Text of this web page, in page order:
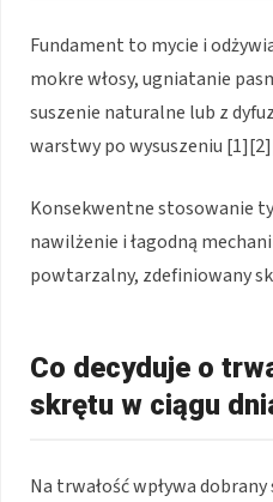
Fundament to mycie i
mokre włosy, ugniatanie
suszenie naturalne lub z
warstwy po wysuszeniu
Konsekwentne stosowanie
nawilżenie i łagodną
powtarzalny, zdefiniowany
Co decyduje o
skrętu w ciągu
Na trwałość wpływa